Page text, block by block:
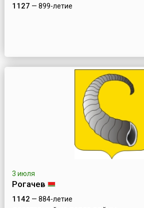
1127 — 899-летие
3 июля
Рогачев
1142 — 884-летие